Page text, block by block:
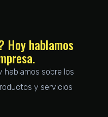
Hoy hablamos
hablamos sobre los
y servicios